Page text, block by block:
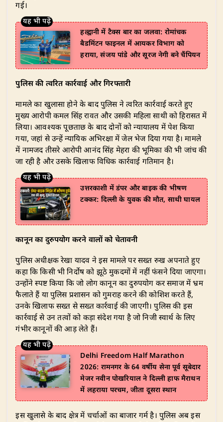
गई।
हल्द्वानी में टैक्स बार का जलवा: रोमांचक
बैडमिंटन फाइनल में आयकर विभाग को
हराया, संजय पांडे और सूरज नेगी बने चैंपियन
पुलिस की त्वरित कार्रवाई और गिरफ्तारी
मामले का खुलासा होने के बाद पुलिस ने त्वरित कार्रवाई करते हुए
मुख्य आरोपी कमल सिंह रावत और उसकी महिला साथी को हिरासत में
लिया। आवश्यक पूछताछ के बाद दोनों को न्यायालय में पेश किया
गया, जहां से उन्हें न्यायिक अभिरक्षा में जेल भेज दिया गया है। मामले
में नामजद तीसरे आरोपी आनंद सिंह मेहरा की भूमिका की भी जांच की
जा रही है और उसके खिलाफ विधिक कार्रवाई गतिमान है।
उत्तरकाशी में डंपर और बाइक की भीषण
टक्कर: दिल्ली के युवक की मौत, साथी घायल
कानून का दुरुपयोग करने वालों को चेतावनी
पुलिस अधीक्षक रेखा यादव ने इस मामले पर सख्त रुख अपनाते हुए
कहा कि किसी भी निर्दोष को झूठे मुकदमों में नहीं फंसने दिया जाएगा।
उन्होंने स्पष्ट किया कि जो लोग कानून का दुरुपयोग कर समाज में भ्रम
फैलाते हैं या पुलिस प्रशासन को गुमराह करने की कोशिश करते हैं,
उनके खिलाफ सख्त से सख्त कार्रवाई की जाएगी। पुलिस की इस
कार्रवाई से उन तत्वों को कड़ा संदेश गया है जो निजी स्वार्थ के लिए
गंभीर कानूनों की आड़ लेते हैं।
Delhi Freedom Half Marathon
2026: रामनगर के 64 वर्षीय सेना पूर्व सूबेदार
मेजर नवीन पोखरियाल ने दिल्ली हाफ मैराथन
में लहराया परचम, जीता दूसरा स्थान
​इस खुलासे के बाद क्षेत्र में चर्चाओं का बाजार गर्म है। पुलिस अब इस